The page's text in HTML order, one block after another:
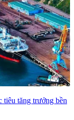
tiêu tăng trưởng bền